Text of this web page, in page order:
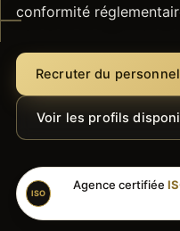
conformité
Recruter du personnel
Voir les profils
ISO
Agence certifiée